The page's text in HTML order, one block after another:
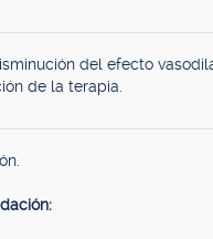
del efecto
de la terapia.